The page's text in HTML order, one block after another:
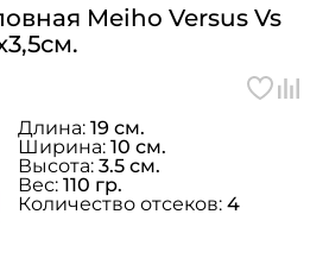
Meiho Versus Vs
Длина: 19 см.
Ширина: 10 см.
Высота: 3.5 см.
Вес: 110 гр.
Количество отсеков: 4